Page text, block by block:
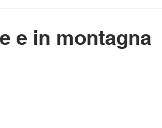
e in montagna